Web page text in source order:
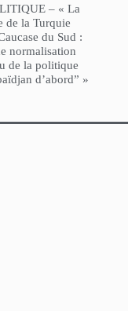
– « La
de la Turquie
du Sud :
normalisation
de la politique
d’abord” »